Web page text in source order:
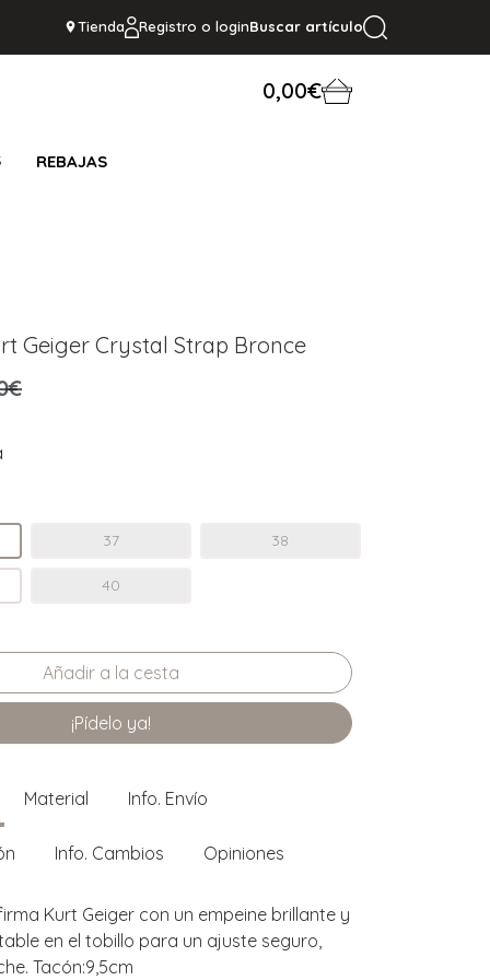
Tienda Registro o loginBuscar artículo
0,00€
REBAJAS
Geiger Crystal Strap Bronce
37 38
40
¡Pídelo ya!
Material Info. Envío
Info. Cambios Opiniones
Kurt Geiger con un empeine brillante y
en el tobillo para un ajuste seguro,
Tacón:9,5cm